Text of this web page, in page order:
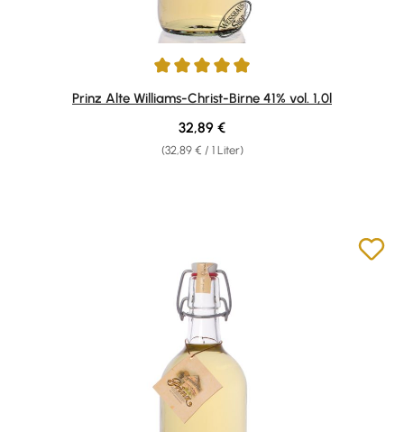
Durchschnittliche Bewertung von 4.95 von 5 Sternen
Prinz Alte Williams-Christ-Birne 41% vol. 1,0l
(32,89 € / 1 Liter)
Regulärer Preis:
32,89 €